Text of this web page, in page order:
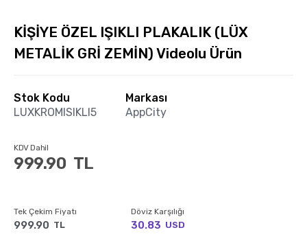
KİŞİYE ÖZEL IŞIKLI PLAKALIK (LÜX
METALİK GRİ ZEMİN) Videolu Ürün
Stok Kodu
LUXKROMISIKLI5
Markası
AppCity
999.90 TL
KDV Dahil
Tek Çekim Fiyatı
999.90 TL
Döviz Karşılığı
30.83 USD